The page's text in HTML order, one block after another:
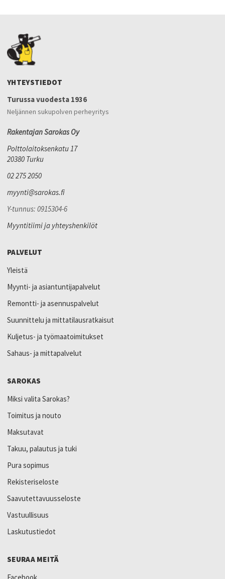
YHTEYSTIEDOT
Turussa vuodesta 1936
Neljännen sukupolven perheyritys
Rakentajan Sarokas Oy
Polttolaitoksenkatu 17
20380 Turku
02 275 2050
myynti@sarokas.fi
Y-tunnus: 0915304-6
Myyntitiimi ja yhteyshenkilöt
PALVELUT
Yleistä
Myynti- ja asiantuntijapalvelut
Remontti- ja asennuspalvelut
Suunnittelu ja mittatilausratkaisut
Kuljetus- ja työmaatoimitukset
Sahaus- ja mittapalvelut
SAROKAS
Miksi valita Sarokas?
Toimitus ja nouto
Maksutavat
Takuu, palautus ja tuki
Pura sopimus
Rekisteriseloste
Saavutettavuusseloste
Vastuullisuus
Laskutustiedot
SEURAA MEITÄ